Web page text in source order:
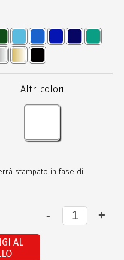
Altri colori
stampato in fase di
AL